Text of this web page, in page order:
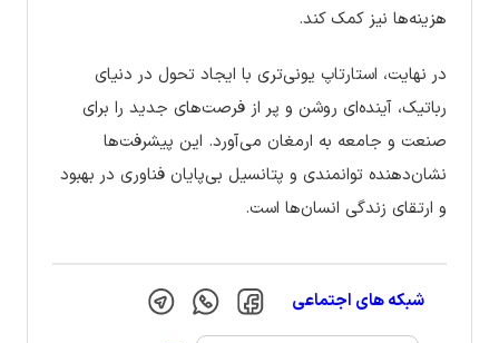
هزینه‌ها نیز کمک کند.
در نهایت، استارتاپ یونی‌تری با ایجاد تحول در دنیای
رباتیک، آینده‌ای روشن و پر از فرصت‌های جدید را برای
صنعت و جامعه به ارمغان می‌آورد. این پیشرفت‌ها
نشان‌دهنده توانمندی و پتانسیل بی‌پایان فناوری در بهبود
و ارتقای زندگی انسان‌ها است.
شبکه های اجتماعی